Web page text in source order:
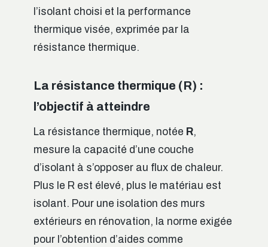
l’isolant choisi et la performance
thermique visée, exprimée par la
résistance thermique.
La résistance thermique (R) :
l’objectif à atteindre
La résistance thermique, notée R,
mesure la capacité d’une couche
d’isolant à s’opposer au flux de chaleur.
Plus le R est élevé, plus le matériau est
isolant. Pour une isolation des murs
extérieurs en rénovation, la norme exigée
pour l’obtention d’aides comme